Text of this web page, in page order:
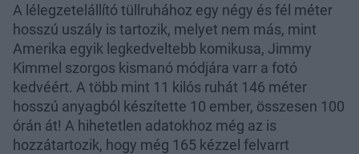
A lélegzetelállító tüllruhához egy négy és fél méter
hosszú uszály is tartozik, melyet nem más, mint
Amerika egyik legkedveltebb komikusa, Jimmy
Kimmel szorgos kismanó módjára varr a fotó
kedvéért. A több mint 11 kilós ruhát 146 méter
hosszú anyagból készítette 10 ember, összesen 100
órán át! A hihetetlen adatokhoz még az is
hozzátartozik, hogy még 165 kézzel felvarrt